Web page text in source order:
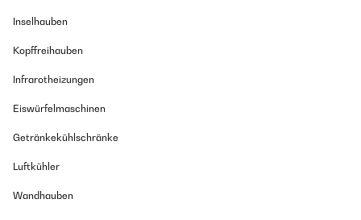
Inselhauben
Kopffreihauben
Infrarotheizungen
Eiswürfelmaschinen
Getränkekühlschränke
Luftkühler
Wandhauben